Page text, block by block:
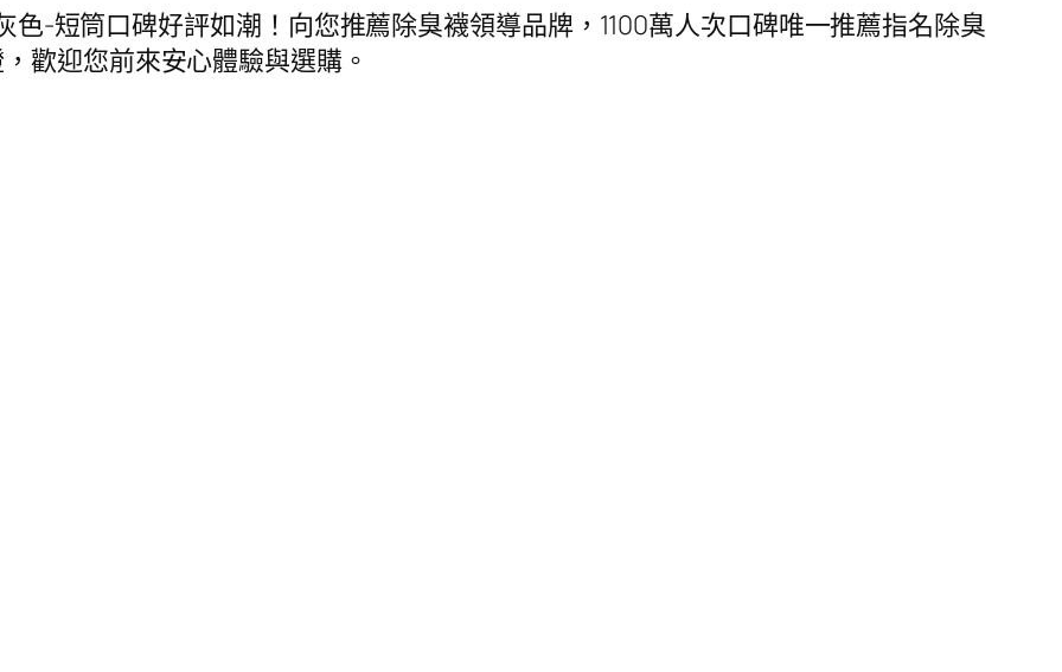
-短筒口碑好評如潮！向您推薦除臭襪領導品牌，1100萬人次口碑唯一推薦指名除臭
歡迎您前來安心體驗與選購。